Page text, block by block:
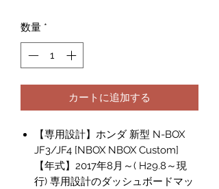
数量 *
カートに追加する
【専用設計】ホンダ 新型 N-BOX
JF3/JF4 [NBOX NBOX Custom]
【年式】2017年8月～( H29.8～現
行) 専用設計のダッシュボードマッ